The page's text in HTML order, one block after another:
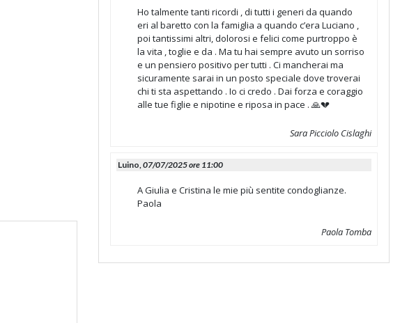
Ho talmente tanti ricordi , di tutti i generi da quando
eri al baretto con la famiglia a quando c’era Luciano ,
poi tantissimi altri, dolorosi e felici come purtroppo è
la vita , toglie e da . Ma tu hai sempre avuto un sorriso
e un pensiero positivo per tutti . Ci mancherai ma
sicuramente sarai in un posto speciale dove troverai
chi ti sta aspettando . Io ci credo . Dai forza e coraggio
alle tue figlie e nipotine e riposa in pace . 🙏💔
Sara Picciolo Cislaghi
Luino,07/07/2025 ore 11:00
A Giulia e Cristina le mie più sentite condoglianze.
Paola
Paola Tomba